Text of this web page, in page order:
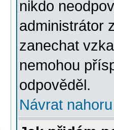
nikdo
administrátor
zanechat
nemohou
odpověděl.
Návrat nahoru